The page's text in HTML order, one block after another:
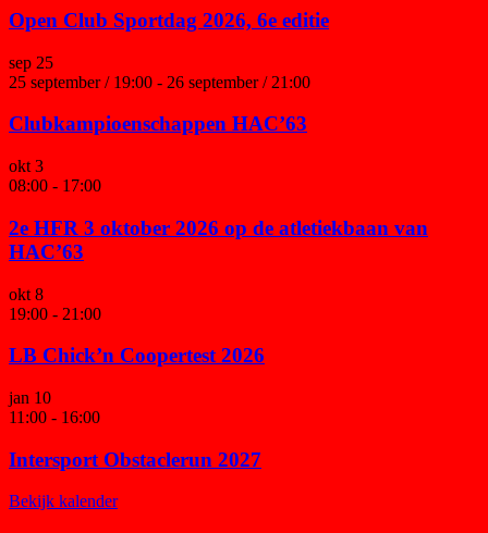
Open Club Sportdag 2026, 6e editie
sep 25
25 september / 19:00 - 26 september / 21:00
Clubkampioenschappen HAC’63
okt 3
08:00 - 17:00
2e HFR 3 oktober 2026 op de atletiekbaan van
HAC’63
okt 8
19:00 - 21:00
LB Chick’n Coopertest 2026
jan 10
11:00 - 16:00
Intersport Obstaclerun 2027
Bekijk kalender